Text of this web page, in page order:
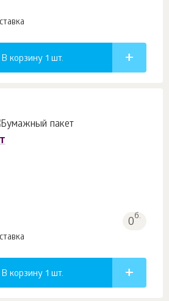
В корзину 1 шт.
0б.
В корзину 1 шт.